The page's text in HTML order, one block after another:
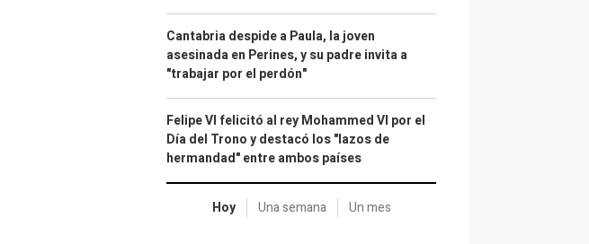
Cantabria despide a Paula, la joven
asesinada en Perines, y su padre invita a
"trabajar por el perdón"
Felipe VI felicitó al rey Mohammed VI por el
Día del Trono y destacó los "lazos de
hermandad" entre ambos países
Hoy Una semana Un mes